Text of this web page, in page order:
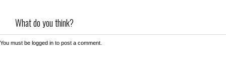
What do you think?
You must be logged in to post a comment.